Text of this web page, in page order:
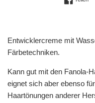
Entwicklercreme mit
Färbetechniken.
Kann gut mit den Fanola-
eignet sich aber ebenso
Haartönungen anderer